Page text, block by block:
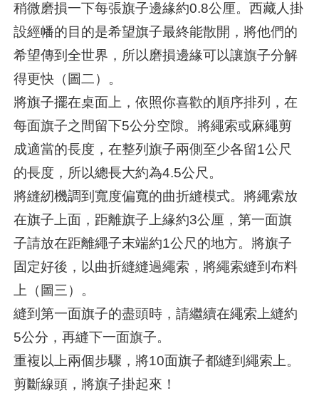
稍微磨損一下每張旗子邊緣約0.8公厘。西藏人掛
設經幡的目的是希望旗子最終能散開，將他們的
希望傳到全世界，所以磨損邊緣可以讓旗子分解
得更快（圖二）。
將旗子擺在桌面上，依照你喜歡的順序排列，在
每面旗子之間留下5公分空隙。將繩索或麻繩剪
成適當的長度，在整列旗子兩側至少各留1公尺
的長度，所以總長大約為4.5公尺。
將縫紉機調到寬度偏寬的曲折縫模式。將繩索放
在旗子上面，距離旗子上緣約3公厘，第一面旗
子請放在距離繩子末端約1公尺的地方。將旗子
固定好後，以曲折縫縫過繩索，將繩索縫到布料
上（圖三）。
縫到第一面旗子的盡頭時，請繼續在繩索上縫約
5公分，再縫下一面旗子。
重複以上兩個步驟，將10面旗子都縫到繩索上。
剪斷線頭，將旗子掛起來！